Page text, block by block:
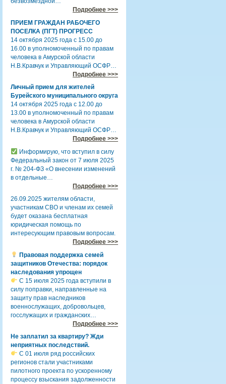
Подробнее >>>
ПРИЕМ ГРАЖДАН РАБОЧЕГО
ПОСЕЛКА (ПГТ) ПРОГРЕСС
14 октября 2025 года с 15.00 до
16.00 в уполномоченный по правам
человека в Амурской области
Н.В.Кравчук и Управляющий ОСФР…
Подробнее >>>
Личный прием для жителей
Бурейского муниципального округа
14 октября 2025 года с 12.00 до
13.00 в уполномоченный по правам
человека в Амурской области
Н.В.Кравчук и Управляющий ОСФР…
Подробнее >>>
Информирую, что вступил в силу
Федеральный закон от 7 июля 2025
г. № 204-ФЗ «О внесении изменений
в отдельные…
Подробнее >>>
26.09.2025 жителям области,
участникам СВО и членам их семей
будет оказана бесплатная
юридическая помощь по
интересующим правовым вопросам.
Подробнее >>>
Правовая поддержка семей
защитников Отечества: порядок
наследования упрощен
С 15 июля 2025 года вступили в
силу поправки, направленные на
защиту прав наследников
военнослужащих, добровольцев,
госслужащих и гражданских…
Подробнее >>>
Не заплатил за квартиру? Жди
неприятных последствий.
С 01 июля ряд российских
регионов стали участниками
пилотного проекта по ускоренному
процессу взыскания задолженности